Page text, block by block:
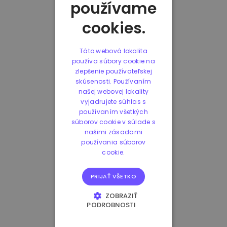
používame
cookies.
Táto webová lokalita
používa súbory cookie na
zlepšenie používateľskej
skúsenosti. Používaním
našej webovej lokality
vyjadrujete súhlas s
používaním všetkých
súborov cookie v súlade s
našimi zásadami
používania súborov
cookie.
PRIJAŤ VŠETKO
ZOBRAZIŤ
PODROBNOSTI